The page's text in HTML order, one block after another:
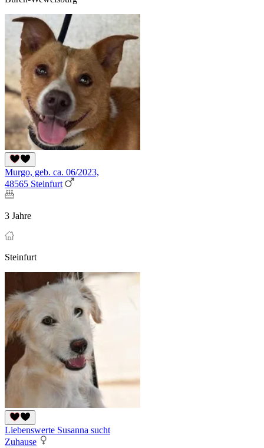
Murgo, geb. ca. 06/2023,
48565 Steinfurt
3 Jahre
Steinfurt
Liebenswerte Susanna sucht
Zuhause